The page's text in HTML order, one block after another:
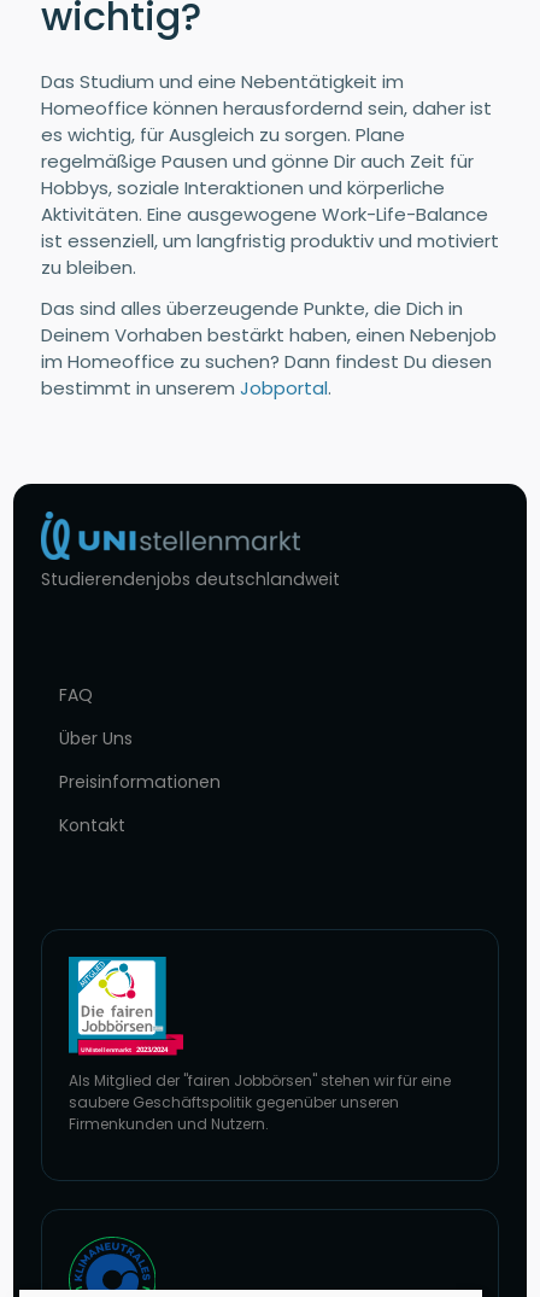
wichtig?
Das Studium und eine Nebentätigkeit im
Homeoffice können herausfordernd sein, daher ist
es wichtig, für Ausgleich zu sorgen. Plane
regelmäßige Pausen und gönne Dir auch Zeit für
Hobbys, soziale Interaktionen und körperliche
Aktivitäten. Eine ausgewogene Work-Life-Balance
ist essenziell, um langfristig produktiv und motiviert
zu bleiben.
Das sind alles überzeugende Punkte, die Dich in
Deinem Vorhaben bestärkt haben, einen Nebenjob
im Homeoffice zu suchen? Dann findest Du diesen
bestimmt in unserem Jobportal.
Studierendenjobs deutschlandweit
FAQ
Über Uns
Preisinformationen
Kontakt
Als Mitglied der "fairen Jobbörsen" stehen wir für eine
saubere Geschäftspolitik gegenüber unseren
Firmenkunden und Nutzern.